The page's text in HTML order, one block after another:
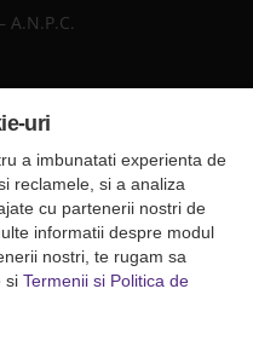
A.N.P.C.
judeţul Suceava
uri
a imbunatati experienta de
reclamele, si a analiza
cu partenerii nostri de
informatii despre modul
nostri, te rugam sa
si Termenii si Politica de